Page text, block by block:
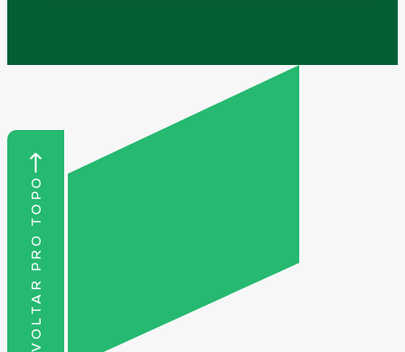
VOLTAR PRO TOPO